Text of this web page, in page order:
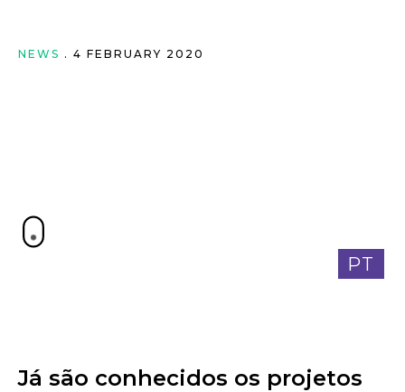
NEWS . 4 FEBRUARY 2020
PT
Já são conhecidos os projetos